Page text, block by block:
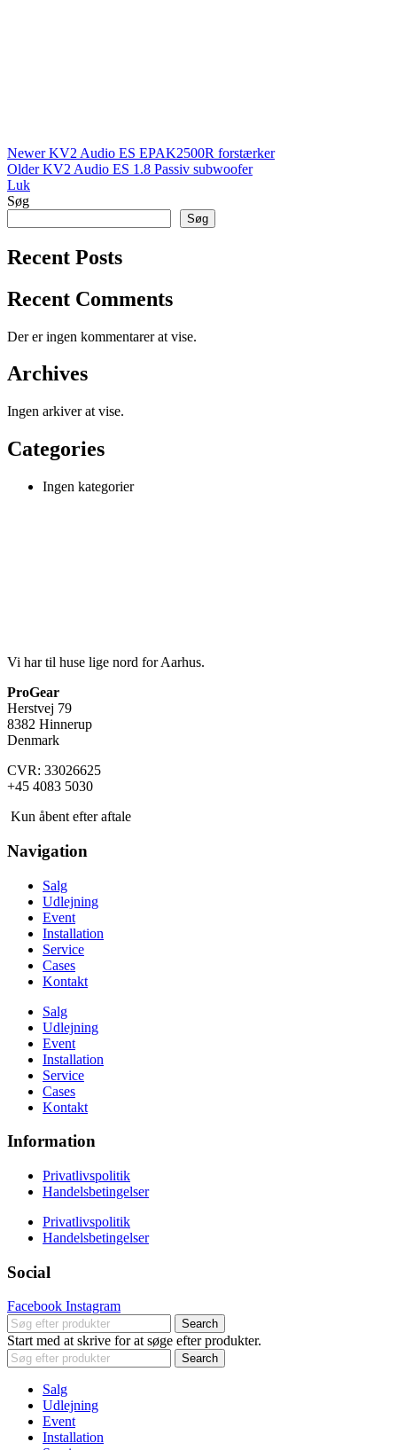
Newer KV2 Audio ES EPAK2500R forstærker
Older KV2 Audio ES 1.8 Passiv subwoofer
Luk
Søg
Søg
Recent Posts
Recent Comments
Der er ingen kommentarer at vise.
Archives
Ingen arkiver at vise.
Categories
Ingen kategorier
Vi har til huse lige nord for Aarhus.
ProGear
Herstvej 79
8382 Hinnerup
Denmark
CVR: 33026625
+45 4083 5030
Kun åbent efter aftale
Navigation
Salg
Udlejning
Event
Installation
Service
Cases
Kontakt
Salg
Udlejning
Event
Installation
Service
Cases
Kontakt
Information
Privatlivspolitik
Handelsbetingelser
Privatlivspolitik
Handelsbetingelser
Social
Facebook Instagram
Search
Start med at skrive for at søge efter produkter.
Search
Salg
Udlejning
Event
Installation